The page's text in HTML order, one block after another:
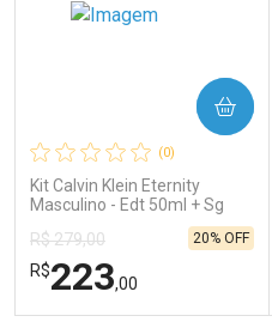
Comprar sem Desconto
Por R$ 389,90/cada
Comprar sem Desconto
Por R$ 389,90/cada
(0)
Kit Calvin Klein Eternity
Masculino - Edt 50ml + Sg
R$ 279,00
R$223,00
20% OFF
COMPRAR